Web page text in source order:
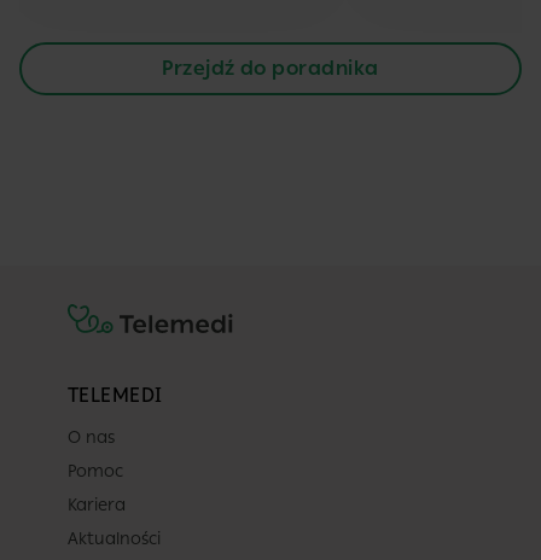
Przejdź do poradnika
TELEMEDI
O nas
Pomoc
Kariera
Aktualności